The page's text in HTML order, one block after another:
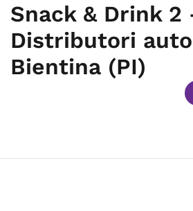
Snack & Drink 2
Distributori
Bientina (PI)